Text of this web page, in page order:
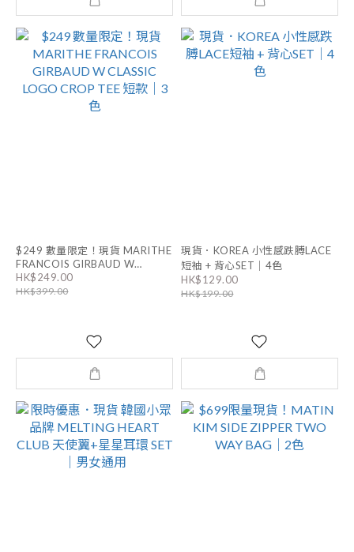
$249 數量限定！現貨 MARITHE
FRANCOIS GIRBAUD W
CLASSIC LOGO CROP TEE 短款
｜3色
HK$249.00
HK$399.00
現貨．KOREA 小性感跌膊LACE
短袖 + 背心SET｜4色
HK$129.00
HK$199.00